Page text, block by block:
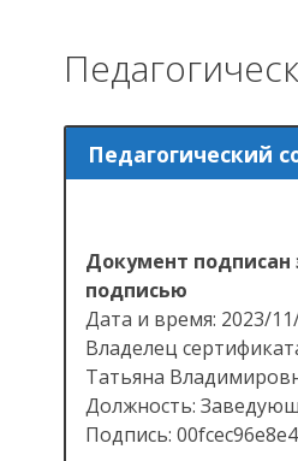
Педагогический
Документ подписан
подписью
Дата и время: 2023/
Владелец
Татьяна
Должность:
Подпись: